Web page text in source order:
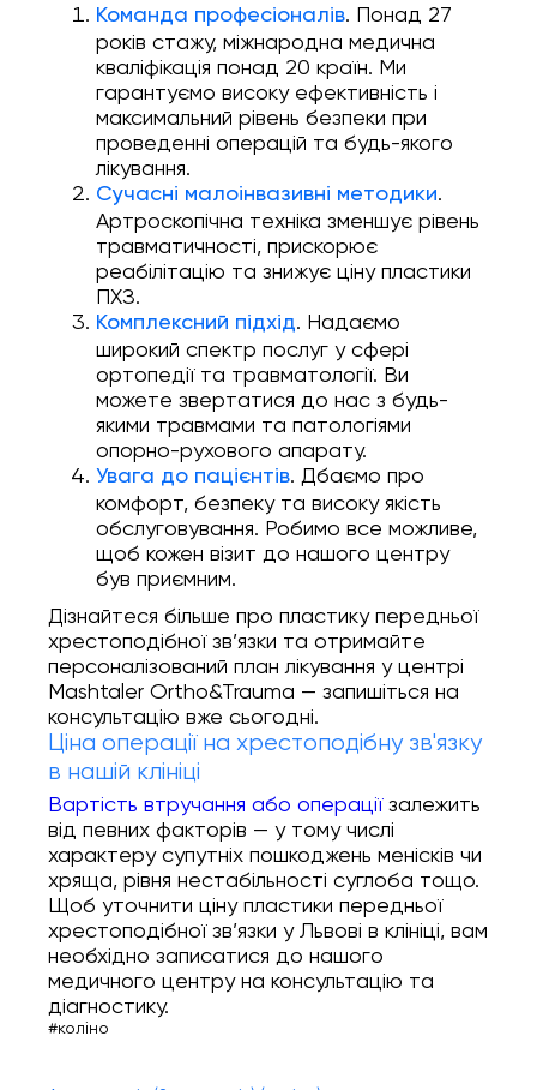
Команда професіоналів. Понад 27
років стажу, міжнародна медична
кваліфікація понад 20 країн. Ми
гарантуємо високу ефективність і
максимальний рівень безпеки при
проведенні операцій та будь-якого
лікування.
Сучасні малоінвазивні методики.
Артроскопічна техніка зменшує рівень
травматичності, прискорює
реабілітацію та знижує ціну пластики
ПХЗ.
Комплексний підхід. Надаємо
широкий спектр послуг у сфері
ортопедії та травматології. Ви
можете звертатися до нас з будь-
якими травмами та патологіями
опорно-рухового апарату.
Увага до пацієнтів. Дбаємо про
комфорт, безпеку та високу якість
обслуговування. Робимо все можливе,
щоб кожен візит до нашого центру
був приємним.
Дізнайтеся більше про пластику передньої
хрестоподібної зв’язки та отримайте
персоналізований план лікування у центрі
Mashtaler Ortho&Trauma — запишіться на
консультацію вже сьогодні.
Ціна операції на хрестоподібну зв'язку
в нашій клініці
Вартість втручання або операціїзалежить
від певних факторів — у тому числі
характеру супутніх пошкоджень менісків чи
хряща, рівня нестабільності суглоба тощо.
Щоб уточнити ціну пластики передньої
хрестоподібної зв’язки у Львові в клініці, вам
необхідно записатися до нашого
медичного центру на консультацію та
діагностику.
#коліно